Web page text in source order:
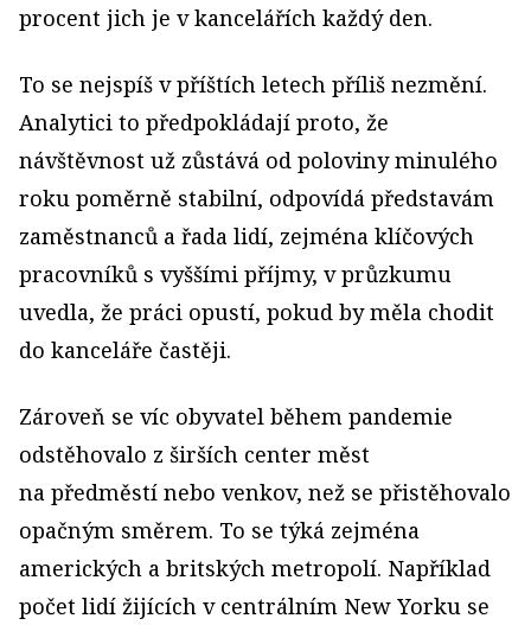
procent jich je v kancelářích každý den.
To se nejspíš v příštích letech příliš nezmění.
Analytici to předpokládají proto, že
návštěvnost už zůstává od poloviny minulého
roku poměrně stabilní, odpovídá představám
zaměstnanců a řada lidí, zejména klíčových
pracovníků s vyššími příjmy, v průzkumu
uvedla, že práci opustí, pokud by měla chodit
do kanceláře častěji.
Zároveň se víc obyvatel během pandemie
odstěhovalo z širších center měst
na předměstí nebo venkov, než se přistěhovalo
opačným směrem. To se týká zejména
amerických a britských metropolí. Například
počet lidí žijících v centrálním New Yorku se